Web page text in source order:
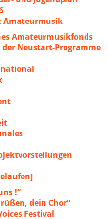
Amateurmusik
Amateurmusikfonds
der Neustart-Programme
!“
dein Chor“
Festival